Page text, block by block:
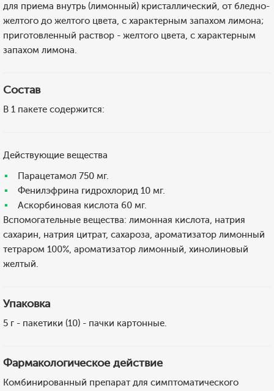
для приема внутрь (лимонный) кристаллический, от бледно-
желтого до желтого цвета, с характерным запахом лимона;
приготовленный раствор - желтого цвета, с характерным
запахом лимона.
Состав
В 1 пакете содержится:
Действующие вещества
Парацетамол 750 мг.
Фенилэфрина гидрохлорид 10 мг.
Аскорбиновая кислота 60 мг.
Вспомогательные вещества: лимонная кислота, натрия
сахарин, натрия цитрат, сахароза, ароматизатор лимонный
тетраром 100%, ароматизатор лимонный, хинолиновый
желтый.
Упаковка
5 г - пакетики (10) - пачки картонные.
Фармакологическое действие
Комбинированный препарат для симптоматического